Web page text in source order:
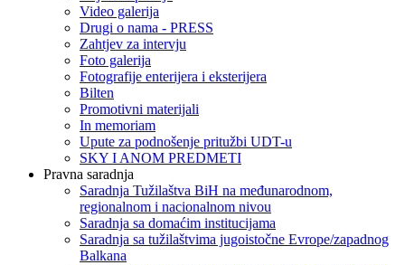
Video galerija
Drugi o nama - PRESS
Zahtjev za intervju
Foto galerija
Fotografije enterijera i eksterijera
Bilten
Promotivni materijali
In memoriam
Upute za podnošenje pritužbi UDT-u
SKY I ANOM PREDMETI
Pravna saradnja
Saradnja Tužilaštva BiH na međunarodnom,
regionalnom i nacionalnom nivou
Saradnja sa domaćim institucijama
Saradnja sa tužilaštvima jugoistočne Evrope/zapadnog
Balkana